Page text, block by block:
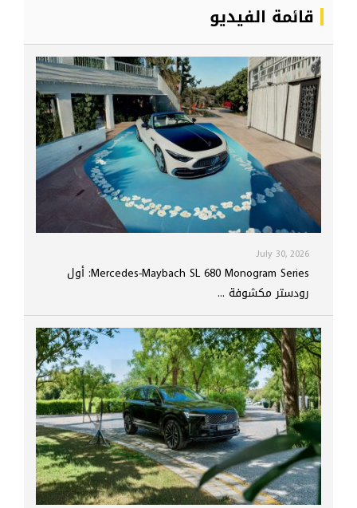
قائمة الفيديو
July 30, 2026
Mercedes-Maybach SL 680 Monogram Series: أول
رودستر مكشوفة ...